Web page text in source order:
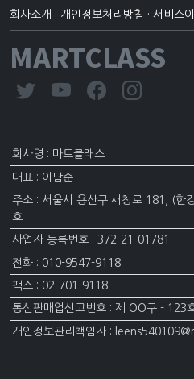
회사소개 · 개인정보처리방침 · 서비스
MARTCLASS
회사명 : 마트클래스
대표 : 이남순
주소 : 서울시 용산구 새창로 181, (한
호
사업자 등록번호 : 372-21-01781
전화 : 010-9547-9118
팩스 : 02-701-9118
통신판매업신고번호 : 제 OO구 - 123
개인정보관리책임자 :